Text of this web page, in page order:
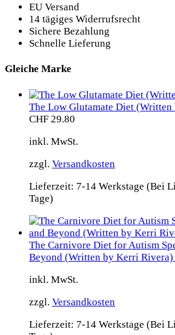
EU Versand
14 tägiges Widerrufsrecht
Sichere Bezahlung
Schnelle Lieferung
Gleiche Marke
The Low Glutamate Diet
CHF 29.80
inkl. MwSt.
zzgl. Versandkosten
Lieferzeit: 7-14 Werkstage (Bei
Tage)
The Carnivore Diet for Autism
Beyond (Written by Kerri Rivera)
inkl. MwSt.
zzgl. Versandkosten
Lieferzeit: 7-14 Werkstage (Bei